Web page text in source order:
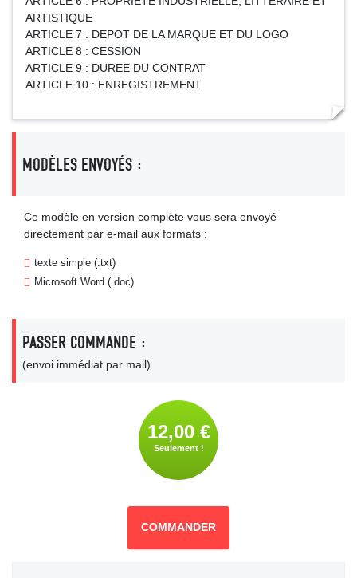
ARTISTIQUE
ARTICLE 7 : DEPOT DE LA MARQUE ET DU LOGO
ARTICLE 8 : CESSION
ARTICLE 9 : DUREE DU CONTRAT
ARTICLE 10 : ENREGISTREMENT
MODÈLES ENVOYÉS :
Ce modèle en version complète vous sera envoyé
directement par e-mail aux formats :
texte simple (.txt)
Microsoft Word (.doc)
PASSER COMMANDE :
(envoi immédiat par mail)
12,00 €
Seulement !
COMMANDER